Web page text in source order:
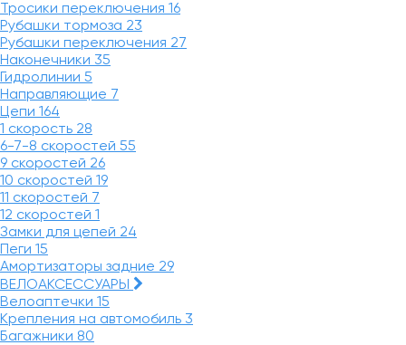
Тросики переключения 16
Рубашки тормоза 23
Рубашки переключения 27
Наконечники 35
Гидролинии 5
Направляющие 7
Цепи 164
1 скорость 28
6-7-8 скоростей 55
9 скоростей 26
10 скоростей 19
11 скоростей 7
12 скоростей 1
Замки для цепей 24
Пеги 15
Амортизаторы задние 29
ВЕЛОАКСЕССУАРЫ
Велоаптечки 15
Крепления на автомобиль 3
Багажники 80